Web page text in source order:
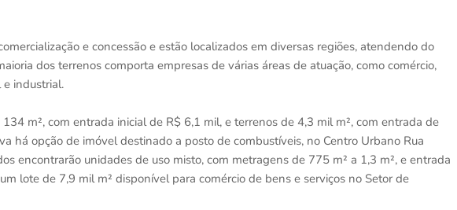
e concessão e estão localizados em diversas regiões, atendendo do
dos terrenos comporta empresas de várias áreas de atuação, como comércio,
e industrial.
m², com entrada inicial de R$ 6,1 mil, e terrenos de 4,3 mil m², com entrada de
há opção de imóvel destinado a posto de combustíveis, no Centro Urbano Rua
encontrarão unidades de uso misto, com metragens de 775 m² a 1,3 m², e entrada
lote de 7,9 mil m² disponível para comércio de bens e serviços no Setor de